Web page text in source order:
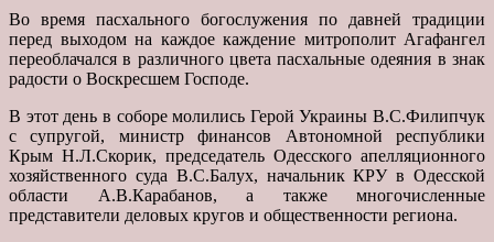
Во время пасхального богослужения по давней традиции
перед выходом на каждое каждение митрополит Агафангел
переоблачался в различного цвета пасхальные одеяния в знак
радости о Воскресшем Господе.
В этот день в соборе молились Герой Украины В.С.Филипчук
с супругой, министр финансов Автономной республики
Крым Н.Л.Скорик, председатель Одесского апелляционного
хозяйственного суда В.С.Балух, начальник КРУ в Одесской
области А.В.Карабанов, а также многочисленные
представители деловых кругов и общественности региона.